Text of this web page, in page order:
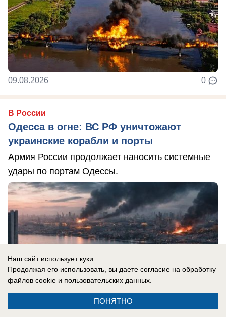
09.08.2026 0
В России
Одесса в огне: ВС РФ уничтожают
украинские корабли и порты
Армия России продолжает наносить системные
удары по портам Одессы.
Наш сайт использует куки.
Продолжая его использовать, вы даете согласие на обработку
файлов cookie и пользовательских данных.
ПОНЯТНО